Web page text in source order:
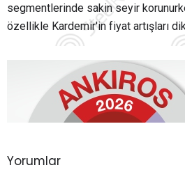
segmentlerinde sakin seyir
özellikle Kardemir'in fiyat artışları
Yorumlar